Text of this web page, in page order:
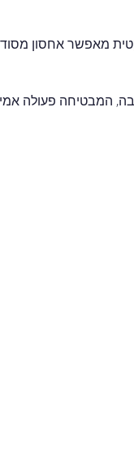
מאפשר אחסון
המבטיחה פעולה